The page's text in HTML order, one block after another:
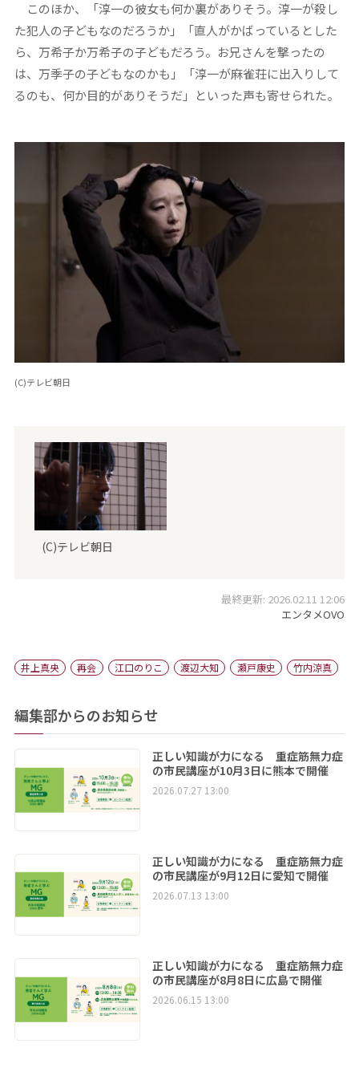
このほか、「淳一の彼女も何か裏がありそう。淳一が殺し
た犯人の子どもなのだろうか」「直人がかばっているとした
ら、万希子か万希子の子どもだろう。お兄さんを撃ったの
は、万季子の子どもなのかも」「淳一が麻雀荘に出入りして
るのも、何か目的がありそうだ」といった声も寄せられた。
(C)テレビ朝日
(C)テレビ朝日
最終更新: 2026.02.11 12:06
エンタメOVO
井上真央 再会 江口のりこ 渡辺大知 瀬戸康史 竹内涼真
編集部からのお知らせ
正しい知識が力になる 重症筋無力症
の市民講座が10月3日に熊本で開催
2026.07.27 13:00
正しい知識が力になる 重症筋無力症
の市民講座が9月12日に愛知で開催
2026.07.13 13:00
正しい知識が力になる 重症筋無力症
の市民講座が8月8日に広島で開催
2026.06.15 13:00